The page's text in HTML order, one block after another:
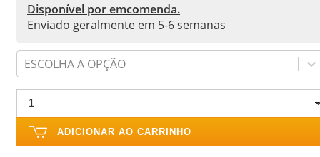
Disponível por emcomenda.
Enviado geralmente em 5-6 semanas
ESCOLHA A OPÇÃO
ADICIONAR AO CARRINHO